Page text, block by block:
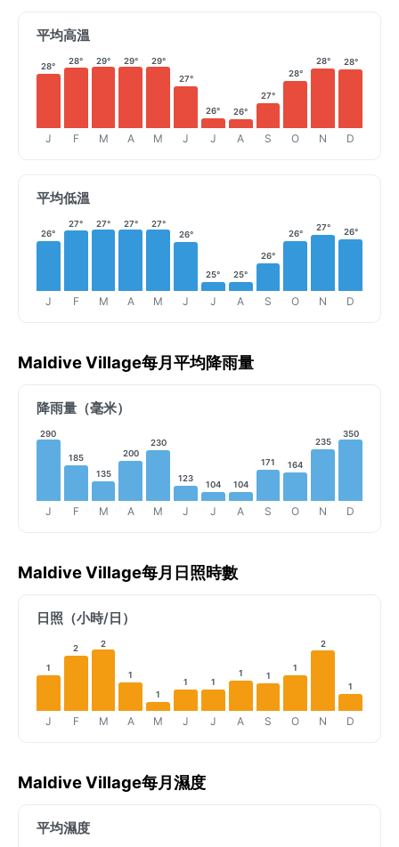
平均高溫
28°
J
28°
F
29°
M
29°
A
29°
M
27°
J
26°
J
26°
A
27°
S
28°
O
28°
N
28°
D
平均低溫
26°
J
27°
F
27°
M
27°
A
27°
M
26°
J
25°
J
25°
A
26°
S
26°
O
27°
N
26°
D
Maldive Village每月平均降雨量
降雨量（毫米）
290
J
185
F
135
M
200
A
230
M
123
J
104
J
104
A
171
S
164
O
235
N
350
D
Maldive Village每月日照時數
日照（小時/日）
1
J
2
F
2
M
1
A
1
M
1
J
1
J
1
A
1
S
1
O
2
N
1
D
Maldive Village每月濕度
平均濕度